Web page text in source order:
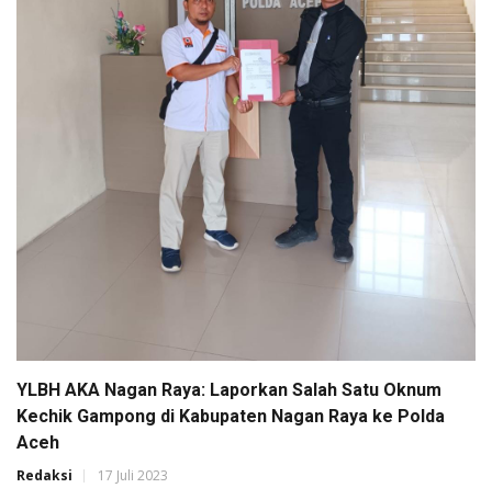
YLBH AKA Nagan Raya: Laporkan Salah Satu Oknum
Kechik Gampong di Kabupaten Nagan Raya ke Polda
Aceh
Redaksi 17 Juli 2023